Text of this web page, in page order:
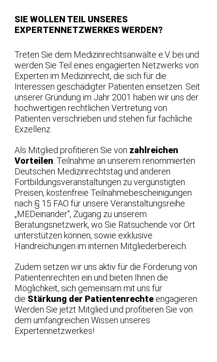
SIE WOLLEN TEIL UNSERES
EXPERTENNETZWERKES WERDEN?
Treten Sie dem Medizinrechtsanwälte e.V. bei und
werden Sie Teil eines engagierten Netzwerks von
Experten im Medizinrecht, die sich für die
Interessen geschädigter Patienten einsetzen. Seit
unserer Gründung im Jahr 2001 haben wir uns der
hochwertigen rechtlichen Vertretung von
Patienten verschrieben und stehen für fachliche
Exzellenz.
Als Mitglied profitieren Sie von zahlreichen
Vorteilen: Teilnahme an unserem renommierten
Deutschen Medizinrechtstag und anderen
Fortbildungsveranstaltungen zu vergünstigten
Preisen, kostenfreie Teilnahmebescheinigungen
nach § 15 FAO für unsere Veranstaltungsreihe
„MEDeinander“, Zugang zu unserem
Beratungsnetzwerk, wo Sie Ratsuchende vor Ort
unterstützen können, sowie exklusive
Handreichungen im internen Mitgliederbereich.
Zudem setzen wir uns aktiv für die Förderung von
Patientenrechten ein und bieten Ihnen die
Möglichkeit, sich gemeinsam mit uns für
die Stärkung der Patientenrechte engagieren.
Werden Sie jetzt Mitglied und profitieren Sie von
dem umfangreichen Wissen unseres
Expertennetzwerkes!